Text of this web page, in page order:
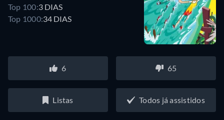
Top 100:3 DIAS
Top 1000:34 DIAS
6 65
Listas Todos já assistidos